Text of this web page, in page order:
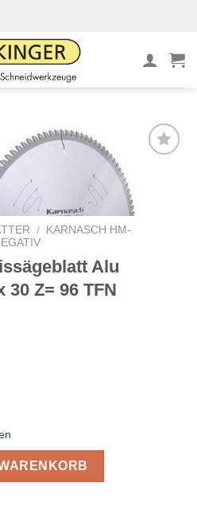
Sägen
hinzufügen
/
KARNASCH HM-
Alu
30 Z= 96 TFN
Alu Negativ 420 x 4,0 x 30 Z= 96